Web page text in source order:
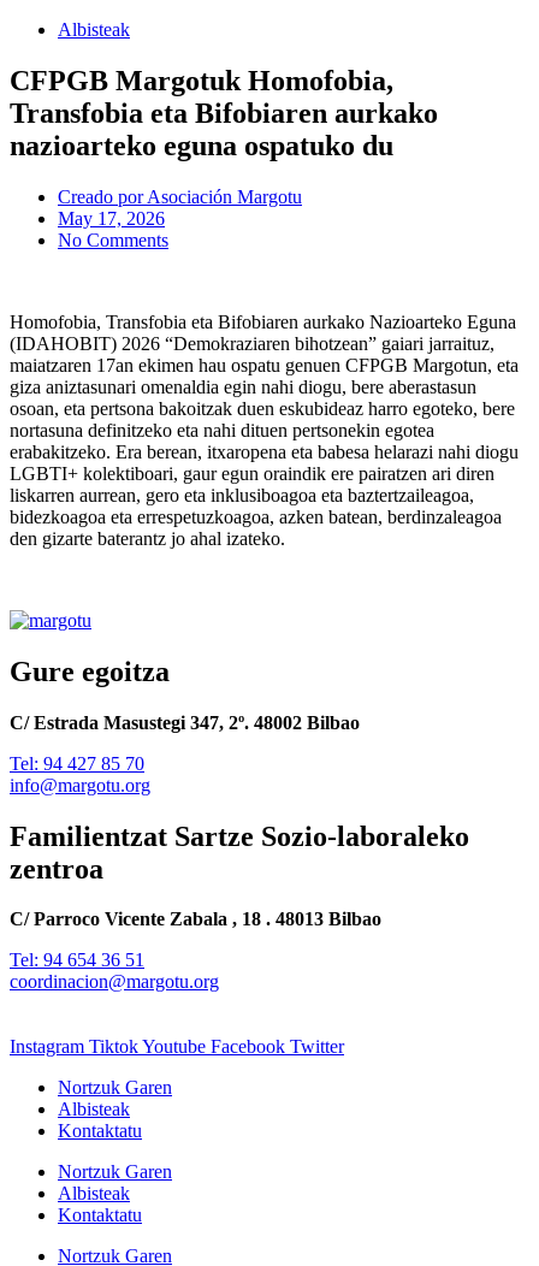
Albisteak
CFPGB Margotuk Homofobia,
Transfobia eta Bifobiaren aurkako
nazioarteko eguna ospatuko du
Creado porAsociación Margotu
May 17, 2026
No Comments
Homofobia, Transfobia eta Bifobiaren aurkako Nazioarteko Eguna
(IDAHOBIT) 2026 “Demokraziaren bihotzean” gaiari jarraituz,
maiatzaren 17an ekimen hau ospatu genuen CFPGB Margotun, eta
giza aniztasunari omenaldia egin nahi diogu, bere aberastasun
osoan, eta pertsona bakoitzak duen eskubideaz harro egoteko, bere
nortasuna definitzeko eta nahi dituen pertsonekin egotea
erabakitzeko. Era berean, itxaropena eta babesa helarazi nahi diogu
LGBTI+ kolektiboari, gaur egun oraindik ere pairatzen ari diren
liskarren aurrean, gero eta inklusiboagoa eta baztertzaileagoa,
bidezkoagoa eta errespetuzkoagoa, azken batean, berdinzaleagoa
den gizarte baterantz jo ahal izateko.
Gure egoitza
C/ Estrada Masustegi 347, 2º. 48002 Bilbao
Tel: 94 427 85 70
info@margotu.org
Familientzat Sartze Sozio-laboraleko
zentroa
C/ Parroco Vicente Zabala , 18 . 48013 Bilbao
Tel: 94 654 36 51
coordinacion@margotu.org
Instagram TiktokYoutube Facebook Twitter
Nortzuk Garen
Albisteak
Kontaktatu
Nortzuk Garen
Albisteak
Kontaktatu
Nortzuk Garen